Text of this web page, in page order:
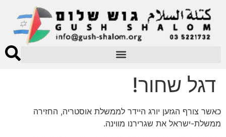
דגל שחור!
כאשר צורף הגזען יורג היידר לממשלת אוסטריה, החזירה
ממשלת-ישראל את שגרירנו מווינה.